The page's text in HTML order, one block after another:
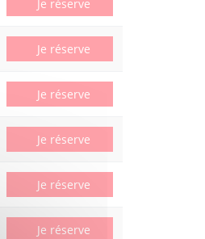
Je réserve
Je réserve
Je réserve
Je réserve
Je réserve
Je réserve